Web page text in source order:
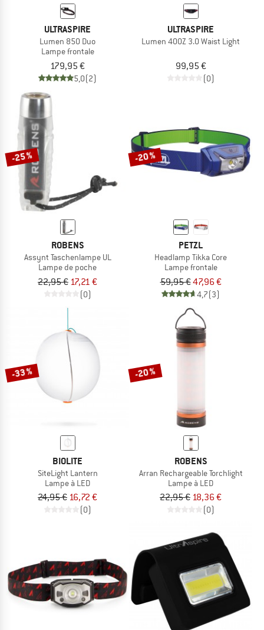
ULTRASPIRE
Lumen 850 Duo
Lampe frontale
179,95 €
5,0(2)
ULTRASPIRE
Lumen 400Z 3.0 Waist Light
99,95 €
(0)
-25 %
ROBENS
Assynt Taschenlampe UL
Lampe de poche
22,95 € 17,21 €
(0)
-20 %
PETZL
Headlamp Tikka Core
Lampe frontale
59,95 €47,96 €
4,7(3)
-33 %
BIOLITE
SiteLight Lantern
Lampe à LED
24,95 € 16,72 €
(0)
-20 %
ROBENS
Arran Rechargeable Torchlight
Lampe à LED
22,95 € 18,36 €
(0)